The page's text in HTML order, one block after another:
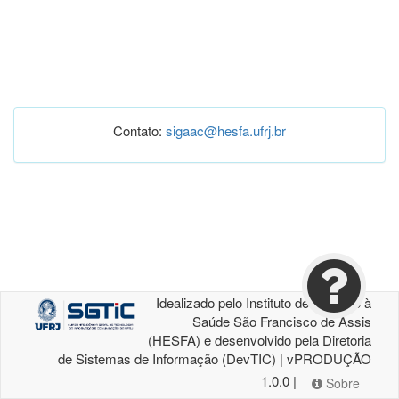
Contato: sigaac@hesfa.ufrj.br
Idealizado pelo Instituto de Atenção à
Saúde São Francisco de Assis
(HESFA) e desenvolvido pela Diretoria
de Sistemas de Informação (DevTIC) | vPRODUÇÃO
1.0.0 |
Sobre